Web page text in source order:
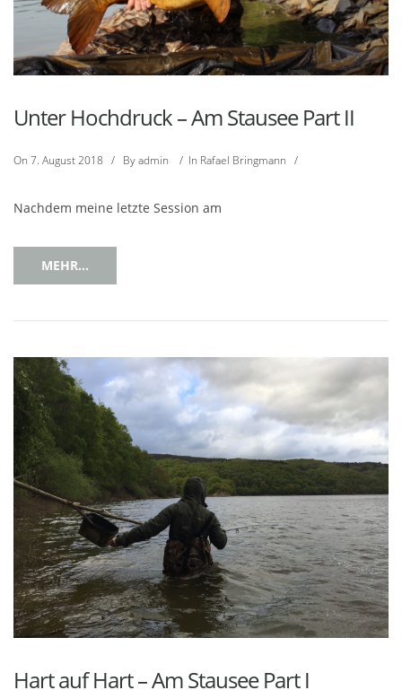
Unter Hochdruck – Am Stausee Part II
On 7. August 2018 / Byadmin / In Rafael Bringmann /
Nachdem meine letzte Session am
MEHR...
Hart auf Hart – Am Stausee Part I